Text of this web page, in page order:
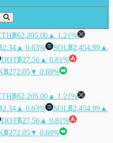
฿62,205.00 ▲ 1.21%
2.34 ▲ 0.63% SOL฿2,454.99 ▲
DOT฿27.56 ▲ 0.81%
฿272.05▼ 0.69%
฿62,205.00 ▲ 1.21%
2.34 ▲ 0.63% SOL฿2,454.99 ▲
DOT฿27.56 ▲ 0.81%
฿272.05▼ 0.69%